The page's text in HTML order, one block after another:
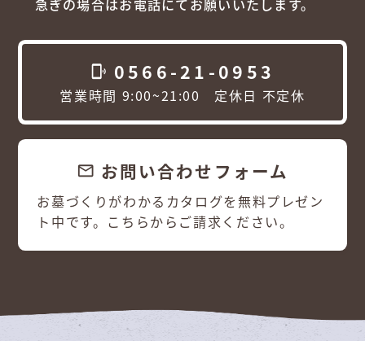
phonelink_ring 0566-21-0953
営業時間 9:00~21:00 定休日 不定休
email お問い合わせフォーム
お墓づくりがわかるカタログを無料プレゼン
ト中です。こちらからご請求ください。